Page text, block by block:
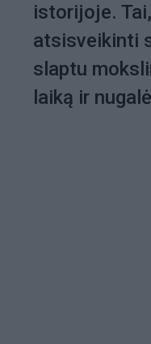
istorijoje.
atsisveikinti
slaptu
laiką ir